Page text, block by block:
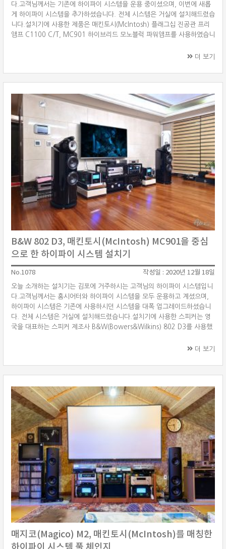
다.고객님께서는 기존에 하이파이 시스템을 운용 중이셨으며, 이번에 새롭
게 하이파이 시스템을 추가하셨습니다. 전체 시스템은 거실에 설치해드렸습
니다.설치기에 사용한 제품은 매킨토시(McIntosh) 플래그십 진공관 프리
앰프 C1100 C/T, MC901 하이브리드 모노블럭 파워앰프를 사용하였습니
다. 소스기기는 루민(Lumin) T2 네트워크 플레이어를 사용하였습니다. 매
C1100은 프리앰프의 퍼포먼스와 럭셔리한 사양을 한 단계 진화시켰으며,
···
더 보기
B&W 802 D3, 매킨토시(McIntosh) MC901을 중심
으로 한 하이파이 시스템 설치기
No.1078 작성일 : 2020년 12월 18일
오늘 소개하는 설치기는 김포에 거주하시는 고객님의 하이파이 시스템입니
다.고객님께서는 홈시어터와 하이파이 시스템을 모두 운용하고 계셨으며,
하이파이 시스템은 기존에 사용하시던 시스템을 대폭 업그레이드하셨습니
다. 전체 시스템은 거실에 설치해드렸습니다.설치기에 사용한 스피커는 영
국을 대표하는 스피커 제조사 B&W(Bowers&Wilkins) 802 D3를 사용했
프리앰프, MC901 하이브리드 모노블럭 파워앰프를 매칭하였습니다. 소스
였습니다. 이외에 마란츠(Marantz) 네트워크 CD 플레이어 ND8006과 진
더 보기
매지코(Magico) M2, 매킨토시(McIntosh)를 매칭한
하이파이 시스템 풀 체인지